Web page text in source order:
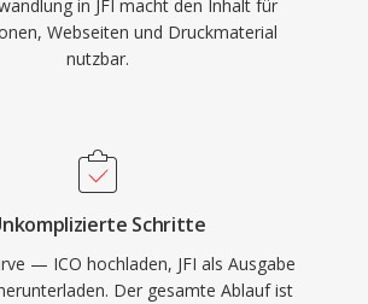
in JFI macht den Inhalt für
Webseiten und Druckmaterial
nutzbar.
Schritte
— ICO hochladen, JFI als Ausgabe
Der gesamte Ablauf ist